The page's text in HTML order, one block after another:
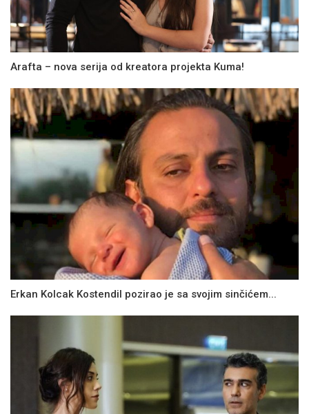
Arafta – nova serija od kreatora projekta Kuma!
Erkan Kolcak Kostendil pozirao je sa svojim sinčićem...